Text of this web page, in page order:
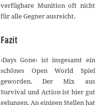
verfügbare Munition oft nicht
für alle Gegner ausreicht.
Fazit
›Days Gone‹ ist insgesamt ein
schönes Open World Spiel
geworden. Der Mix aus
Survival und Action ist hier gut
gelungen. An einigen Stellen hat